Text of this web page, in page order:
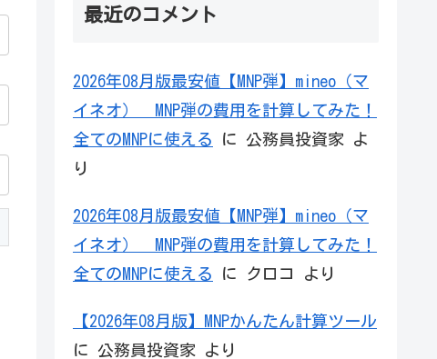
最近のコメント
2026年08月版最安値【MNP弾】mineo（マ
イネオ） MNP弾の費用を計算してみた！
全てのMNPに使える
に 公務員投資家 よ
り
2026年08月版最安値【MNP弾】mineo（マ
イネオ） MNP弾の費用を計算してみた！
全てのMNPに使える
に クロコ より
【2026年08月版】MNPかんたん計算ツール
に 公務員投資家 より